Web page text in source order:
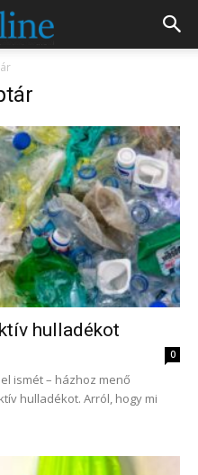
hulladékot
0
ismét – házhoz menő
hulladékot. Arról, hogy mi